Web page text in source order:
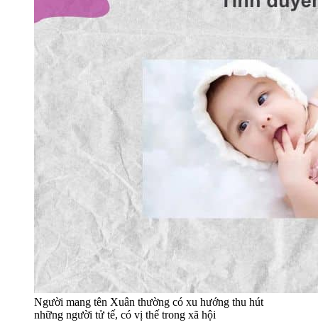
Người mang tên Xuân thường có xu hướng thu hút
những người tử tế, có vị thế trong xã hội